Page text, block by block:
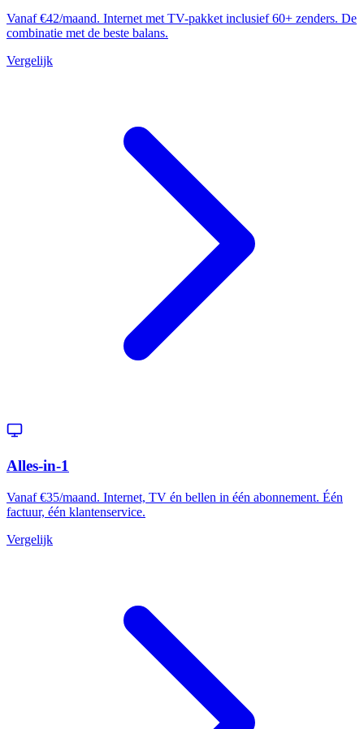
Vanaf €42/maand. Internet met TV-pakket inclusief 60+ zenders. De
combinatie met de beste balans.
Vergelijk
Alles-in-1
Vanaf €35/maand. Internet, TV én bellen in één abonnement. Één
factuur, één klantenservice.
Vergelijk